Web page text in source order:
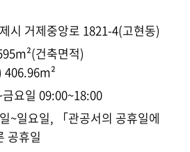
시 거제중앙로 1821-4(고현동)
건축면적)
406.96m²
요일 09:00~18:00
~일요일, 「관공서의 공휴일에
공휴일